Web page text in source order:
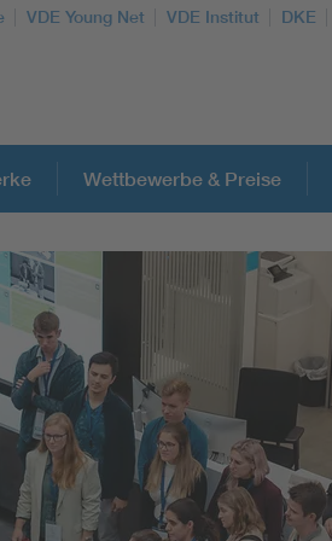
VDE Young Net VDE Institut DKE
Weitere Themen
Assisted Living
Electromobility
Energy efficiency
Wettbewerbe & Preise